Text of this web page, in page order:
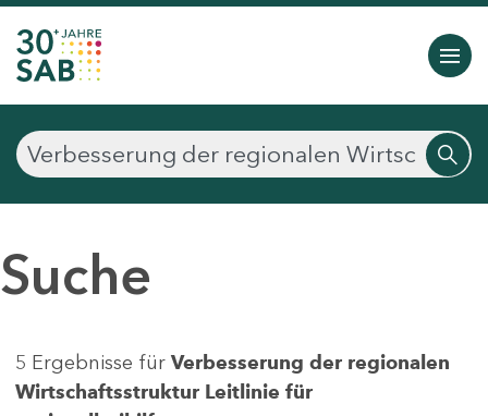
Suche
5 Ergebnisse für Verbesserung der regionalen
Wirtschaftsstruktur Leitlinie für